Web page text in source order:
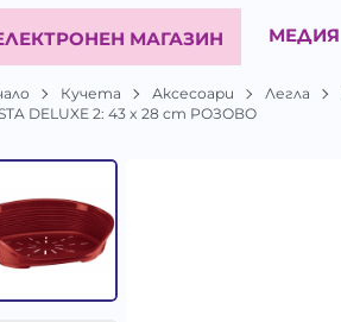
МАГАЗИН МЕДИЯ
Кучета Аксесоари Легла
DELUXE 2: 43 x 28 cm РОЗОВО